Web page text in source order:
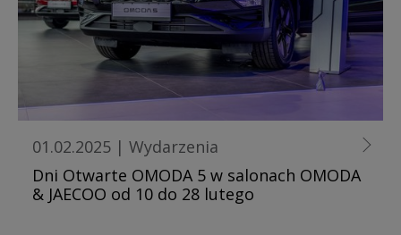
01.02.2025 | Wydarzenia
Dni Otwarte OMODA 5 w salonach OMODA
& JAECOO od 10 do 28 lutego